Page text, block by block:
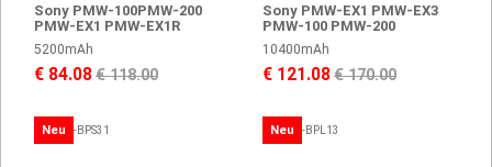
Sony PMW-100PMW-200
PMW-EX1 PMW-EX1R
5200mAh
€ 84.08€ 118.00
Sony PMW-EX1 PMW-EX3
PMW-100 PMW-200
10400mAh
€ 121.08€ 170.00
Neu Neu